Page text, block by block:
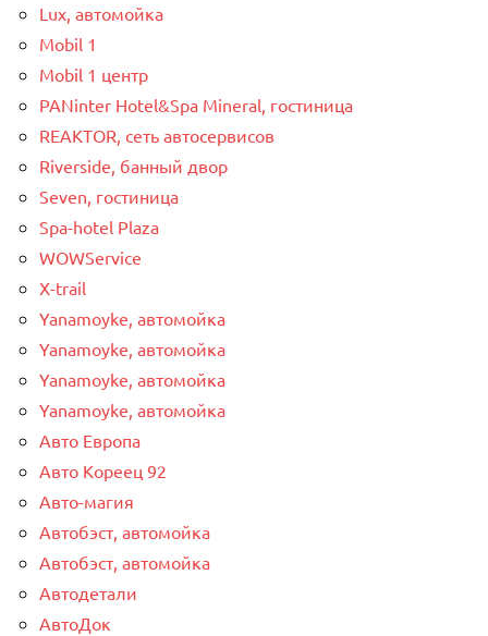
Lux, автомойка
Mobil 1
Mobil 1 центр
PANinter Hotel&Spa Mineral, гостиница
REAKTOR, сеть автосервисов
Riverside, банный двор
Seven, гостиница
Spa-hotel Plaza
WOWService
X-trail
Yanamoyke, автомойка
Yanamoyke, автомойка
Yanamoyke, автомойка
Yanamoyke, автомойка
Авто Европа
Авто Кореец 92
Авто-магия
Автобэст, автомойка
Автобэст, автомойка
Автодетали
АвтоДок